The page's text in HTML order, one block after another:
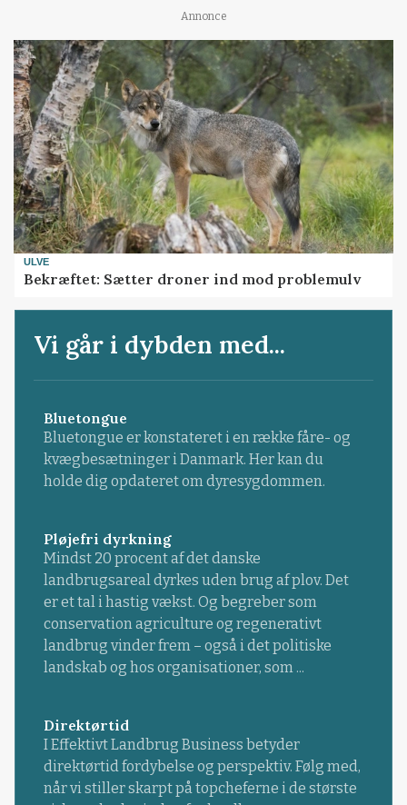
Annonce
ULVE
Bekræftet: Sætter droner ind mod problemulv
Vi går i dybden med...
Bluetongue
Bluetongue er konstateret i en række fåre- og
kvægbesætninger i Danmark. Her kan du
holde dig opdateret om dyresygdommen.
Pløjefri dyrkning
Mindst 20 procent af det danske
landbrugsareal dyrkes uden brug af plov. Det
er et tal i hastig vækst. Og begreber som
conservation agriculture og regenerativt
landbrug vinder frem – også i det politiske
landskab og hos organisationer, som ...
Direktørtid
I Effektivt Landbrug Business betyder
direktørtid fordybelse og perspektiv. Følg med,
når vi stiller skarpt på topcheferne i de største